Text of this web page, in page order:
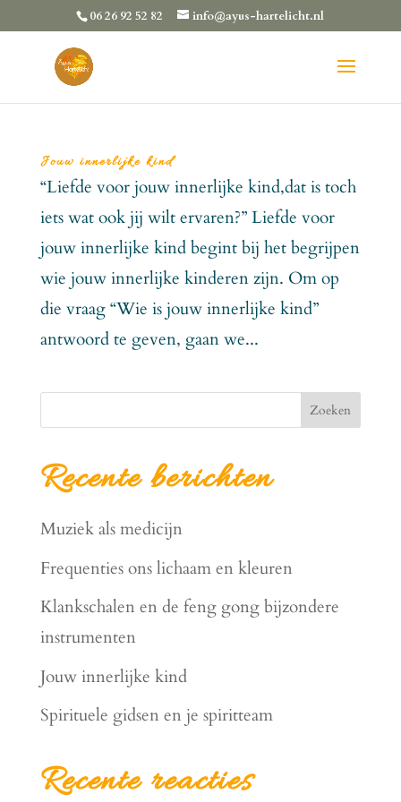
06 26 92 52 82 info@ayus-hartelicht.nl
Jouw innerlijke kind
“Liefde voor jouw innerlijke kind,dat is toch
iets wat ook jij wilt ervaren?” Liefde voor
jouw innerlijke kind begint bij het begrijpen
wie jouw innerlijke kinderen zijn. Om op
die vraag “Wie is jouw innerlijke kind”
antwoord te geven, gaan we...
Zoeken
Recente berichten
Muziek als medicijn
Frequenties ons lichaam en kleuren
Klankschalen en de feng gong bijzondere
instrumenten
Jouw innerlijke kind
Spirituele gidsen en je spiritteam
Recente reacties